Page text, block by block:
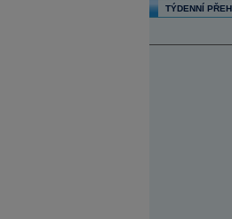
TÝDENNÍ